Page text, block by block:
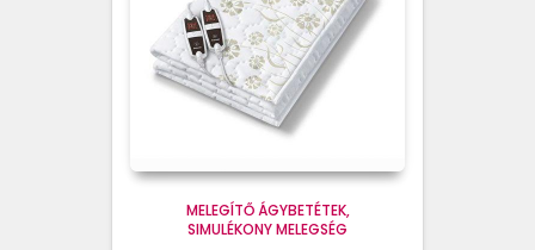
MELEGÍTŐ ÁGYBETÉTEK
SIMULÉKONY MELEGSÉG